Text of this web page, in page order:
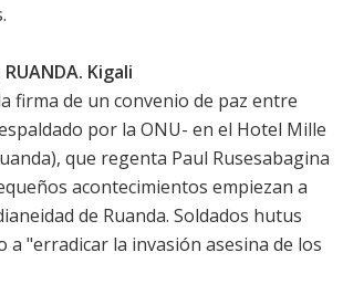
Kigali
firma de un convenio de paz entre
por la ONU- en el Hotel Mille
que regenta Paul Rusesabagina
acontecimientos empiezan a
de Ruanda. Soldados hutus
a "erradicar la invasión asesina de los